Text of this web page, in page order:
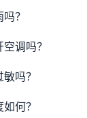
？
调吗？
吗？
何？